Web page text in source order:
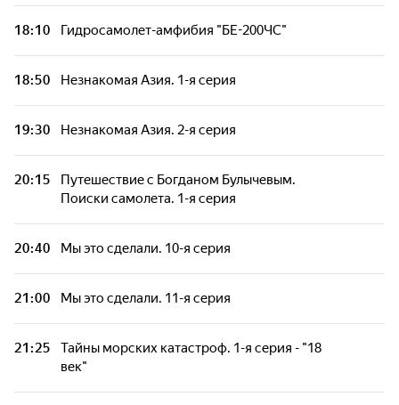
Лефорт. Возвращение Балтийской
легенды
Мы это сделали. 2-я серия
Мы это сделали. 2-я серия
Тайные сокровища Тихого океана. 5-я серия
- "Лау"
Тайные сокровища Тихого океана. 6-я серия
- "В самом сердце Полинезии"
Активный отдых в Домбае
Экстремальный водный туризм на Северном
18:10 Гидросамолет-амфибия "БЕ-200ЧС"
18:50 Незнакомая Азия. 1-я серия
19:30 Незнакомая Азия. 2-я серия
20:15
Путешествие с Богданом Булычевым.
Поиски самолета. 1-я серия
20:40 Мы это сделали. 10-я серия
21:00 Мы это сделали. 11-я серия
21:25
Тайны морских катастроф. 1-я серия - "18
век"